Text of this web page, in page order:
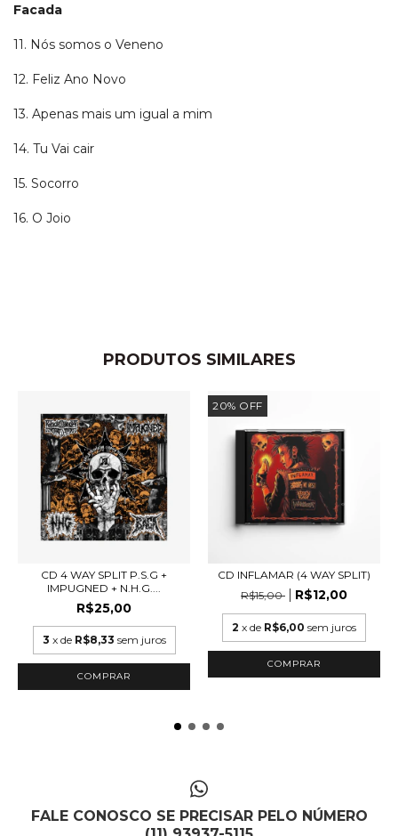
Facada
11. Nós somos o Veneno
12. Feliz Ano Novo
13. Apenas mais um igual a mim
14. Tu Vai cair
15. Socorro
16. O Joio
PRODUTOS SIMILARES
CD 4 WAY SPLIT P.S.G +
IMPUGNED + N.H.G....
R$25,00
3 x de R$8,33 sem juros
20% OFF
CD INFLAMAR (4 WAY SPLIT)
R$15,00
R$12,00
2 x de R$6,00 sem juros
FALE CONOSCO SE PRECISAR PELO NÚMERO